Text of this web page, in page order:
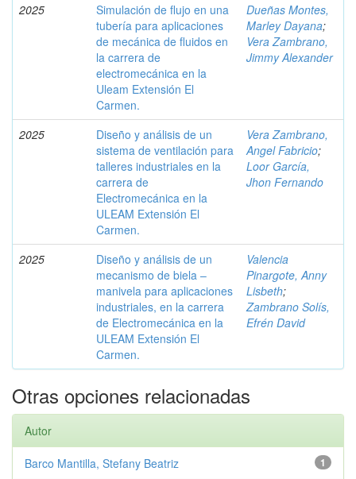
2025
Simulación de flujo en una
tubería para aplicaciones
de mecánica de fluidos en
la carrera de
electromecánica en la
Uleam Extensión El
Carmen.
Dueñas Montes,
Marley Dayana;
Vera Zambrano,
Jimmy Alexander
2025
Diseño y análisis de un
sistema de ventilación para
talleres industriales en la
carrera de
Electromecánica en la
ULEAM Extensión El
Carmen.
Vera Zambrano,
Angel Fabricio;
Loor García,
Jhon Fernando
2025
Diseño y análisis de un
mecanismo de biela –
manivela para aplicaciones
industriales, en la carrera
de Electromecánica en la
ULEAM Extensión El
Carmen.
Valencia
Pinargote, Anny
Lisbeth;
Zambrano Solís,
Efrén David
Otras opciones relacionadas
Autor
1
Barco Mantilla, Stefany Beatriz